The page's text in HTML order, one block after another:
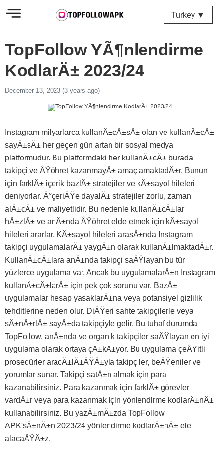
Turkey ▼
TopFollow YÃ¶nlendirme
KodlarÄ± 2023/24
December 13, 2023 (3 years ago)
Instagram milyarlarca kullanÄ±cÄ±sÄ± olan ve kullanÄ±cÄ±
sayÄ±sÄ± her geçen gün artan bir sosyal medya
platformudur. Bu platformdaki her kullanÄ±cÄ± burada
takipçi ve ÅŸöhret kazanmayÄ± amaçlamaktadÄ±r. Bunun
için farklÄ± içerik bazlÄ± stratejiler ve kÄ±sayol hileleri
deniyorlar. Ä°çeriÄŸe dayalÄ± stratejiler zorlu, zaman
alÄ±cÄ± ve maliyetlidir. Bu nedenle kullanÄ±cÄ±lar
hÄ±zlÄ± ve anÄ±nda ÅŸöhret elde etmek için kÄ±sayol
hileleri ararlar. KÄ±sayol hileleri arasÄ±nda Instagram
takipçi uygulamalarÄ± yaygÄ±n olarak kullanÄ±lmaktadÄ±r.
KullanÄ±cÄ±lara anÄ±nda takipçi saÄŸlayan bu tür
yüzlerce uygulama var. Ancak bu uygulamalarÄ±n Instagram
kullanÄ±cÄ±larÄ± için pek çok sorunu var. BazÄ±
uygulamalar hesap yasaklarÄ±na veya potansiyel gizlilik
tehditlerine neden olur. DiÄŸeri sahte takipçilerle veya
sÄ±nÄ±rlÄ± sayÄ±da takipçiyle gelir. Bu tuhaf durumda
TopFollow, anÄ±nda ve organik takipçiler saÄŸlayan en iyi
uygulama olarak ortaya çÄ±kÄ±yor. Bu uygulama çeÅŸitli
prosedürler aracÄ±lÄ±ÄŸÄ±yla takipçiler, beÄŸeniler ve
yorumlar sunar. Takipçi satÄ±n almak için para
kazanabilirsiniz. Para kazanmak için farklÄ± görevler
vardÄ±r veya para kazanmak için yönlendirme kodlarÄ±nÄ±
kullanabilirsiniz. Bu yazÄ±mÄ±zda TopFollow
APK'sÄ±nÄ±n 2023/24 yönlendirme kodlarÄ±nÄ± ele
alacaÄŸÄ±z.